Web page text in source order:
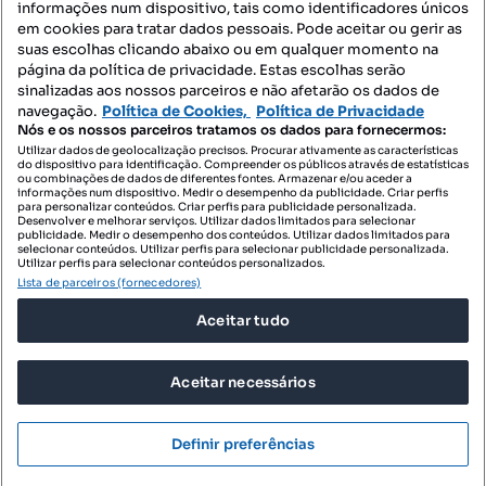
Mapa do Site
Contacte-nos
SIGA-NOS:
DESCARREGAR NA:
© 2026 Imovirtual.com, OLX Portugal, S.A.
TERMOS DE UTILIZAÇÃO
POLÍTICA DE PRIVACIDADE
CONFIGURAÇÕES DE PRIVACIDADE
informações num dispositivo, tais como identificadores únicos
em cookies para tratar dados pessoais. Pode aceitar ou gerir as
suas escolhas clicando abaixo ou em qualquer momento na
página da política de privacidade. Estas escolhas serão
sinalizadas aos nossos parceiros e não afetarão os dados de
navegação. Política de Cookies, Política de Privacidade
Nós e os nossos parceiros tratamos os dados para fornecermos:
Utilizar dados de geolocalização precisos. Procurar ativamente as características
do dispositivo para identificação. Compreender os públicos através de estatísticas
ou combinações de dados de diferentes fontes. Armazenar e/ou aceder a
informações num dispositivo. Medir o desempenho da publicidade. Criar perfis
para personalizar conteúdos. Criar perfis para publicidade personalizada.
Desenvolver e melhorar serviços. Utilizar dados limitados para selecionar
publicidade. Medir o desempenho dos conteúdos. Utilizar dados limitados para
selecionar conteúdos. Utilizar perfis para selecionar publicidade personalizada.
Utilizar perfis para selecionar conteúdos personalizados.
Lista de parceiros (fornecedores)
Aceitar tudo
Aceitar necessários
Definir preferências